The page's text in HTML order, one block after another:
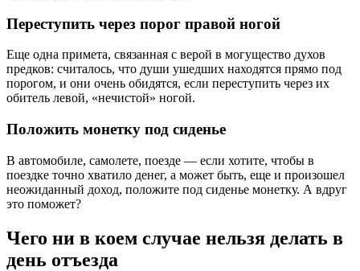
Переступить через порог правой ногой
Еще одна примета, связанная с верой в могущество духов
предков: считалось, что души ушедших находятся прямо под
порогом, и они очень обидятся, если переступить через их
обитель левой, «нечистой» ногой.
Положить монетку под сиденье
В автомобиле, самолете, поезде — если хотите, чтобы в
поездке точно хватило денег, а может быть, еще и произошел
неожиданный доход, положите под сиденье монетку. А вдруг
это поможет?
Чего ни в коем случае нельзя делать в
день отъезда